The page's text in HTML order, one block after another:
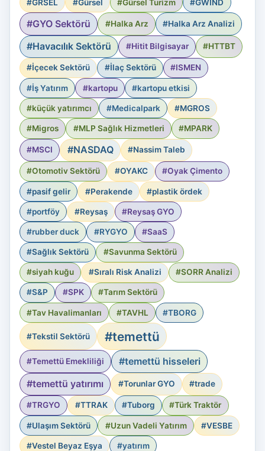
#GRSEL #Gürsel #Gürsel Turizm #GWIND
#GYO Sektörü #Halka Arz #Halka Arz Analizi
#Havacılık Sektörü #Hitit Bilgisayar #HTTBT
#İçecek Sektörü #İlaç Sektörü #ISMEN
#İş Yatırım #kartopu #kartopu etkisi
#küçük yatırımcı #Medicalpark #MGROS
#Migros #MLP Sağlık Hizmetleri #MPARK
#MSCI #NASDAQ #Nassim Taleb
#Otomotiv Sektörü #OYAKC #Oyak Çimento
#pasif gelir #Perakende #plastik ördek
#portföy #Reysaş #Reysaş GYO
#rubber duck #RYGYO #SaaS
#Sağlık Sektörü #Savunma Sektörü
#siyah kuğu #Sıralı Risk Analizi #SORR Analizi
#S&P #SPK #Tarım Sektörü
#Tav Havalimanları #TAVHL #TBORG
#Tekstil Sektörü #temettü
#Temettü Emekliliği
#temettü hisseleri
#temettü yatırımı
#Torunlar GYO #trade
#TRGYO #TTRAK #Tuborg #Türk Traktör
#Ulaşım Sektörü #Uzun Vadeli Yatırım #VESBE
#Vestel Beyaz Eşya #yatırım